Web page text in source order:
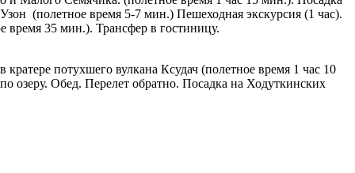
(полетное время 5-7 мин.) Пешеходная экскурсия (1 час).
время 35 мин.). Трансфер в гостиницу.
потухшего вулкана Ксудач (полетное время 1 час 10
озеру. Обед. Перелет обратно. Посадка на Ходуткинских